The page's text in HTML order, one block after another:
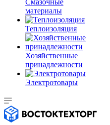
Смазочные
материалы
Теплоизоляция
Хозяйственные
принадлежности
Электротовары